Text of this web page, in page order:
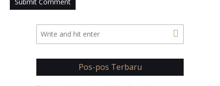
Pos-pos Terbaru